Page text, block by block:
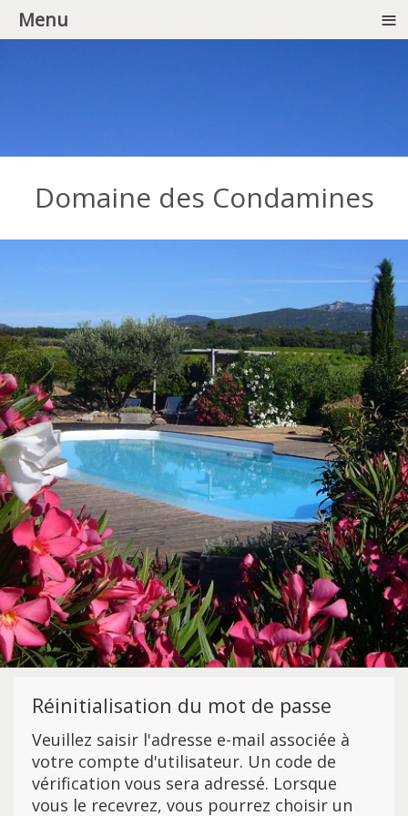
Domaine des Condamines
Réinitialisation du mot de passe
Veuillez saisir l'adresse e-mail associée à
votre compte d'utilisateur. Un code de
vérification vous sera adressé. Lorsque
vous le recevrez, vous pourrez choisir un
Menu ≡